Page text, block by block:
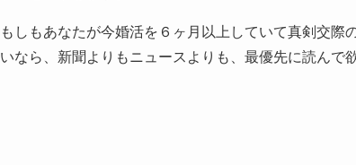
もしもあなたが今婚活を６ヶ月以上していて真剣交際
いなら、新聞よりもニュースよりも、最優先に読んで